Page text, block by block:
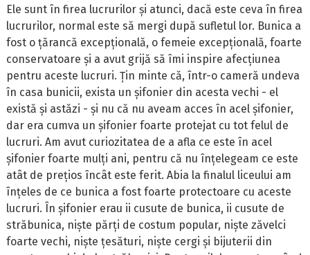
Ele sunt în firea lucrurilor și atunci, dacă este ceva în firea
lucrurilor, normal este să mergi după sufletul lor. Bunica a
fost o țărancă excepțională, o femeie excepțională, foarte
conservatoare și a avut grijă să îmi inspire afecțiunea
pentru aceste lucruri. Țin minte că, într-o cameră undeva
în casa bunicii, exista un șifonier din acesta vechi - el
există și astăzi - și nu că nu aveam acces în acel șifonier,
dar era cumva un șifonier foarte protejat cu tot felul de
lucruri. Am avut curiozitatea de a afla ce este în acel
șifonier foarte mulți ani, pentru că nu înțelegeam ce este
atât de prețios încât este ferit. Abia la finalul liceului am
înțeles de ce bunica a fost foarte protectoare cu aceste
lucruri. În șifonier erau ii cusute de bunica, ii cusute de
străbunica, niște părți de costum popular, niște zăvelci
foarte vechi, niște țesături, niște cergi și bijuterii din